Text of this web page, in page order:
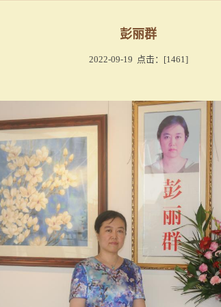
彭丽群
2022-09-19 点击：[1461]